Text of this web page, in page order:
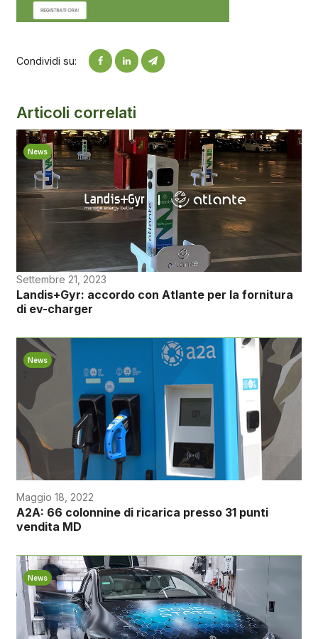
Condividi su:
Articoli correlati
News
Settembre 21, 2023
Landis+Gyr: accordo con Atlante per la fornitura
di ev-charger
News
Maggio 18, 2022
A2A: 66 colonnine di ricarica presso 31 punti
vendita MD
News